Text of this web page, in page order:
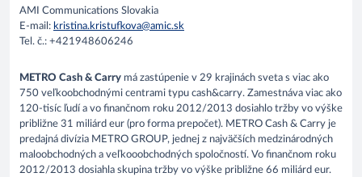
AMI Communications Slovakia
E-mail: kristina.kristufkova@amic.sk
Tel. č.: +421948606246
METRO Cash & Carry má zastúpenie v 29 krajinách sveta s viac ako
750 veľkoobchodnými centrami typu cash&carry. Zamestnáva viac ako
120-tisíc ľudí a vo finančnom roku 2012/2013 dosiahlo tržby vo výške
približne 31 miliárd eur (pro forma prepočet). METRO Cash & Carry je
predajná divízia METRO GROUP, jednej z najväčších medzinárodných
maloobchodných a veľkooobchodných spoločností. Vo finančnom roku
2012/2013 dosiahla skupina tržby vo výške približne 66 miliárd eur.